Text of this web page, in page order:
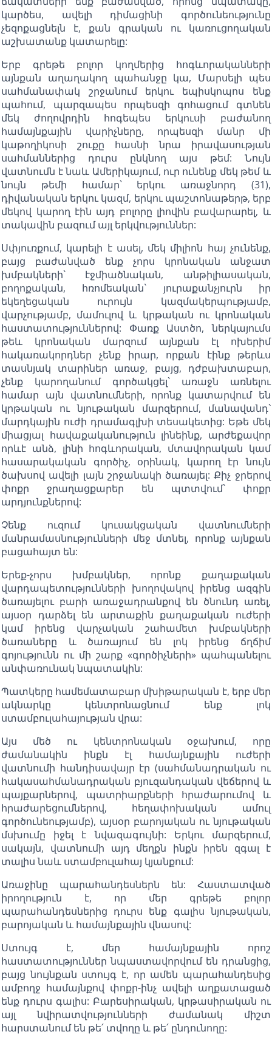
կարծես, ավելի դիմացինի գործունեությունը
չեզոքացնելն է, քան գրական ու կառուցողական
աշխատանք կատարելը:
Երբ գրեթե բոլոր կողմերից հոգևորականների
այնքան աղաղակող պահանջը կա, Մարսելի պես
սահմանափակ շրջանում երկու եպիսկոպոս ենք
պահում, պարզապես որպեսզի գոհացում գտնեն
մեկ ժողովրդին հոգեպես երկուսի բաժանող
համայնքային վարիչները, որպեսզի մանր մի
կաթողիկոսի շուքը հասնի նրա իրավասության
սահմաններից դուրս ընկնող այս թեմ: Նույն
վատնումն է նաև Ամերիկայում, ուր ունենք մեկ թեմ և
նույն թեմի համար` երկու առաջնորդ (31),
դիվանական երկու կազմ, երկու պաշտոնաթերթ, երբ
մեկով կարող էին այդ բոլորը լիովին բավարարել, և
տակավին բազում այլ երկվություններ:
Սփյուռքում, կարելի է ասել, մեկ միլիոն հայ չունենք,
բայց բաժանված ենք չորս կրոնական անջատ
խմբակների` էջմիածնական, անթիլիասական,
բողոքական, հռոմեական` յուրաքանչյուրն իր
եկեղեցական ուրույն կազմակերպությամբ,
վարչությամբ, մամուլով և կրթական ու կրոնական
հաստատություններով: Փառք Աստծո, ներկայումս
թեև կրոնական մարզում այնքան էլ ոխերիմ
հակառակորդներ չենք իրար, որքան էինք թերևս
տասնյակ տարիներ առաջ, բայց, դժբախտաբար,
չենք կարողանում գործակցել` առաջն առնելու
համար այն վատնումների, որոնք կատարվում են
կրթական ու նյութական մարզերում, մանավանդ`
մարդկային ուժի դրամագլխի տեսակետից: Եթե մեկ
միացյալ հավաքականություն լինեինք, արժեքավոր
որևէ անձ, լինի հոգևորական, մտավորական կամ
հասարակական գործիչ, օրինակ, կարող էր նույն
ծախսով ավելի լայն շրջանակի ծառայել: Քիչ ջրերով
փոքր ջրաղացքարեր են պտտվում` փոքր
արդյունքներով:
Չենք ուզում կուսակցական վատնումների
մանրամասնությունների մեջ մտնել, որոնք այնքան
բացահայտ են:
Երեք-չորս խմբակներ, որոնք քաղաքական
վարդապետությունների խողովակով իրենց ազգին
ծառայելու բարի առաջադրանքով են ծնունդ առել,
այսօր դարձել են արտաքին քաղաքական ուժերի
կամ իրենց վարչական շահամետ խմբակների
ծառաները և ծառայում են լոկ իրենց ճղճիմ
գոյությունն ու մի շարք «գործիչների» պահպանելու
անփառունակ նպատակին:
Պատկերը համեմատաբար մխիթարական է, երբ մեր
ակնարկը կենտրոնացնում ենք լոկ
ստամբուլահայության վրա:
Այս մեծ ու կենտրոնական օջախում, որը
ժամանակին ինքն էլ համայնքային ուժերի
վատնումի հանդիսավայր էր (սահմանադրական ու
հակասահմանադրական բյուզանդական վեճերով և
պայքարներով, պատրիարքների հրաժարումով և
հրաժարեցումներով, հեղափոխական ամուլ
գործունեությամբ), այսօր բարոյական ու նյութական
մսխումը իջել է նվազագույնի: Երկու մարզերում,
սակայն, վատնումի այդ մեղքն ինքն իրեն զգալ է
տալիս նաև ստամբուլահայ կյանքում:
Առաջինը պարահանդեսներն են: Հաստատված
իրողություն է, որ մեր գրեթե բոլոր
պարահանդեսներից դուրս ենք գալիս նյութական,
բարոյական և համայնքային վնասով:
Ստույգ է, մեր համայնքային որոշ
հաստատություններ նպաստավորվում են դրանցից,
բայց նույնքան ստույգ է, որ ամեն պարահանդեսից
ամբողջ համայնքով փոքր-ինչ ավելի աղքատացած
ենք դուրս գալիս: Բարեսիրական, կրթասիրական ու
այլ նվիրատվությունների ժամանակ միշտ
հարստանում են թե՛ տվողը և թե՛ ընդունողը: